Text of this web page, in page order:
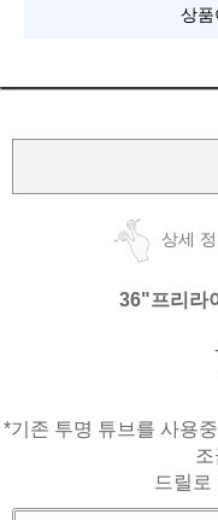
상품
상세
36"프리라
*기존 투명 튜브를 사용
드릴